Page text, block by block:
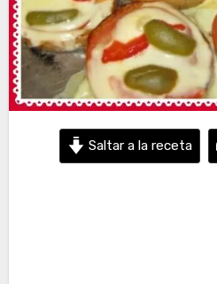
Saltar a la receta